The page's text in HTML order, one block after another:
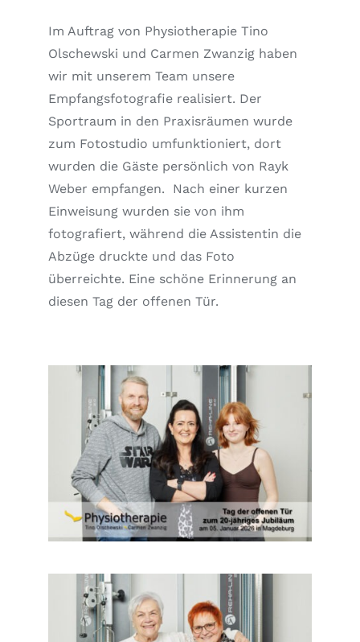
Im Auftrag von Physiotherapie Tino
Olschewski und Carmen Zwanzig haben
wir mit unserem Team unsere
Empfangsfotografie realisiert. Der
Sportraum in den Praxisräumen wurde
zum Fotostudio umfunktioniert, dort
wurden die Gäste persönlich von Rayk
Weber empfangen. Nach einer kurzen
Einweisung wurden sie von ihm
fotografiert, während die Assistentin die
Abzüge druckte und das Foto
überreichte. Eine schöne Erinnerung an
diesen Tag der offenen Tür.